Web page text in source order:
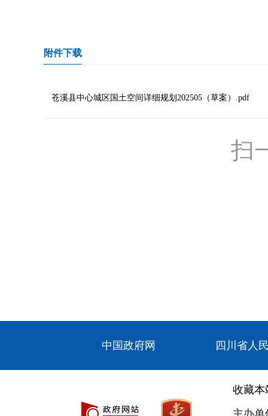
附件下载
苍溪县中心城区国土空间详细规划202505（草案）.pdf
扫
中国政府网 四川省人
收藏本
主办